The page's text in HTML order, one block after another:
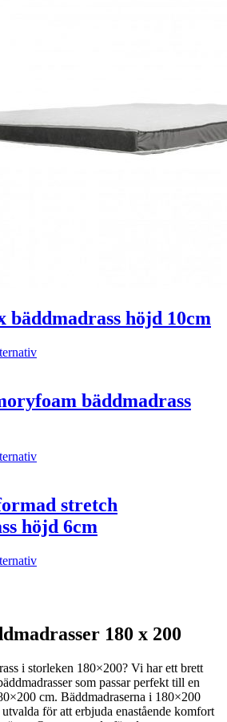
bäddmadrass höjd 10cm
bäddmadrass
stretch
höjd 6cm
180 x 200
i storleken 180×200? Vi har ett brett
som passar perfekt till en
cm. Bäddmadraserna i 180×200
för att erbjuda enastående komfort